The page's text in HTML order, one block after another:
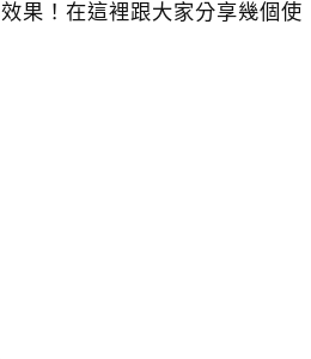
果！在這裡跟大家分享幾個使